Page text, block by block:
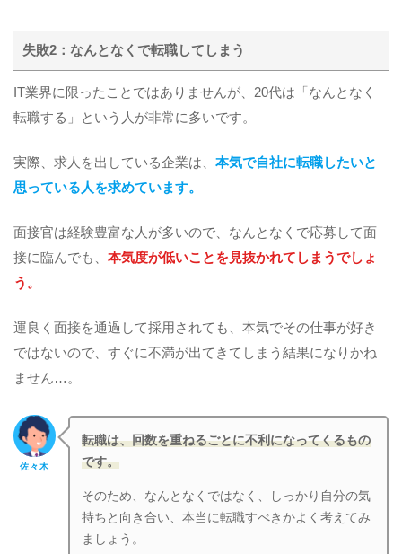
失敗2：なんとなくで転職してしまう
IT業界に限ったことではありませんが、20代は「なんとなく
転職する」という人が非常に多いです。
実際、求人を出している企業は、 本気で自社に転職したいと
思っている人を求めています。
面接官は経験豊富な人が多いので、なんとなくで応募して面
接に臨んでも、 本気度が低いことを見抜かれてしまうでしょ
う。
運良く面接を通過して採用されても、本気でその仕事が好き
ではないので、すぐに不満が出てきてしまう結果になりかね
ません…。
佐々木
転職は、回数を重ねるごとに不利になってくるもの
です。
そのため、なんとなくではなく、しっかり自分の気
持ちと向き合い、本当に転職すべきかよく考えてみ
ましょう。